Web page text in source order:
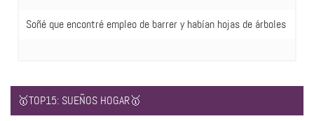
Soñé que encontré empleo de barrer y habían hojas de árboles
🥇TOP15: SUEÑOS HOGAR🥇